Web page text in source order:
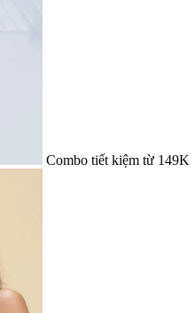
Combo tiết kiệm từ 149K